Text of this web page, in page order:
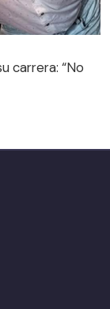
carrera: “No